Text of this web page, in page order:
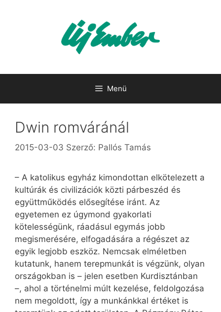
Menü
Dwin romváránál
2015-03-03 Szerző: Pallós Tamás
– A katolikus egyház kimondottan elkötelezett a
kultúrák és civilizációk közti párbeszéd és
együttműködés elősegítése iránt. Az
egyetemen ez úgymond gyakorlati
kötelességünk, ráadásul egymás jobb
megismerésére, elfogadására a régészet az
egyik legjobb eszköz. Nemcsak elméletben
kutatunk, hanem terepmunkát is végzünk, olyan
országokban is – jelen esetben Kurdisztánban
–, ahol a történelmi múlt kezelése, feldolgozása
nem megoldott, így a munkánkkal értéket is